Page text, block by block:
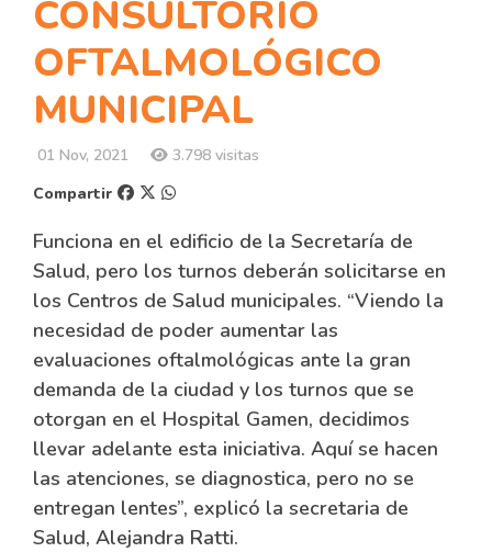
CONSULTORIO
OFTALMOLÓGICO
MUNICIPAL
01 Nov, 2021
3.798 visitas
Compartir
Funciona en el edificio de la Secretaría de
Salud, pero los turnos deberán solicitarse en
los Centros de Salud municipales. “Viendo la
necesidad de poder aumentar las
evaluaciones oftalmológicas ante la gran
demanda de la ciudad y los turnos que se
otorgan en el Hospital Gamen, decidimos
llevar adelante esta iniciativa. Aquí se hacen
las atenciones, se diagnostica, pero no se
entregan lentes”, explicó la secretaria de
Salud, Alejandra Ratti.